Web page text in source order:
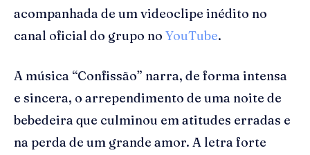
acompanhada de um videoclipe inédito no
canal oficial do grupo no YouTube.
A música “Confissão” narra, de forma intensa
e sincera, o arrependimento de uma noite de
bebedeira que culminou em atitudes erradas e
na perda de um grande amor. A letra forte